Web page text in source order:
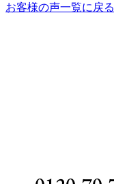
お客様の声一覧に戻る